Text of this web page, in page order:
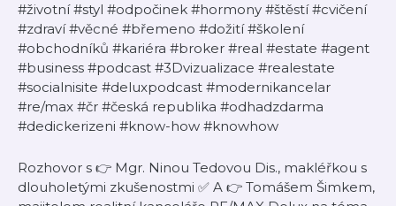
#životní #styl #odpočinek #hormony #štěstí #cvičení
#zdraví #věcné #břemeno #dožití #školení
#obchodníků #kariéra #broker #real #estate #agent
#business #podcast #3Dvizualizace #realestate
#socialnisite #deluxpodcast #modernikancelar
#re/max #čr #česká republika #odhadzdarma
#dedickerizeni #know-how #knowhow
Rozhovor s 👉 Mgr. Ninou Tedovou Dis., makléřkou s
dlouholetými zkušenostmi ✅ A 👉 Tomášem Šimkem,